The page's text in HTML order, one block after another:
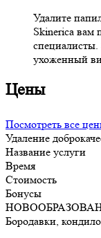
Удалите
Skinerica вам
ухоженный
Цены
Посмотреть все
Удаление
Название услуги
Время
Стоимость
Бонусы
Бородавки,